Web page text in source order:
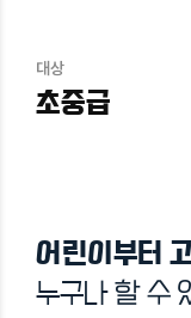
대상
초중급
어린이부터
누구나 할 수